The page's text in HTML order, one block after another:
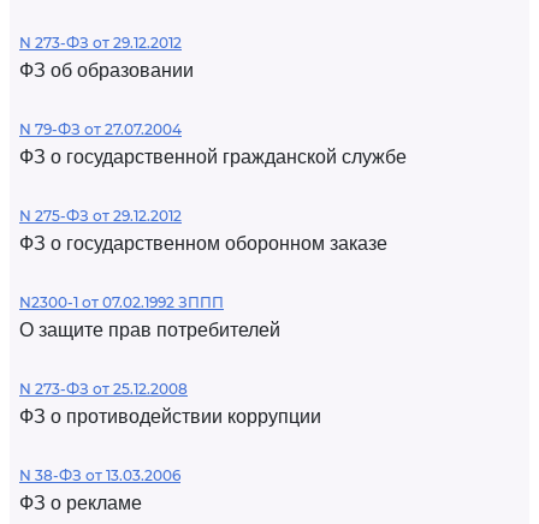
N 273-ФЗ от 29.12.2012
ФЗ об образовании
N 79-ФЗ от 27.07.2004
ФЗ о государственной гражданской службе
N 275-ФЗ от 29.12.2012
ФЗ о государственном оборонном заказе
N2300-1 от 07.02.1992 ЗППП
О защите прав потребителей
N 273-ФЗ от 25.12.2008
ФЗ о противодействии коррупции
N 38-ФЗ от 13.03.2006
ФЗ о рекламе